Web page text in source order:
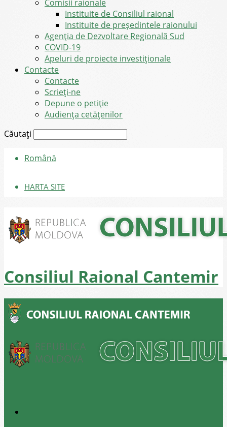
Comisii raionale
Instituite de Consiliul raional
Instituite de președintele raionului
Agenția de Dezvoltare Regională Sud
COVID-19
Apeluri de proiecte investiționale
Contacte
Contacte
Scrieți-ne
Depune o petiție
Audiența cetățenilor
Căutați
Română
HARTA SITE
Consiliul Raional Cantemir